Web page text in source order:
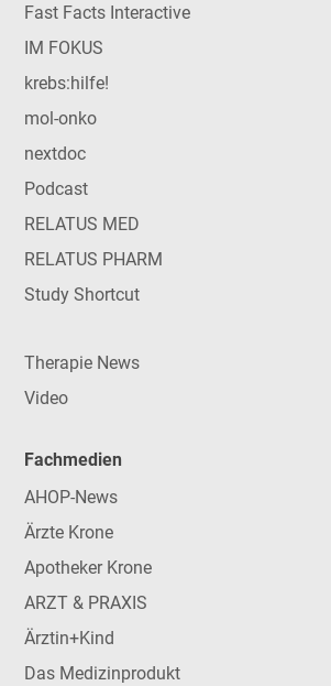
Fast Facts Interactive
IM FOKUS
krebs:hilfe!
mol-onko
nextdoc
Podcast
RELATUS MED
RELATUS PHARM
Study Shortcut
Therapie News
Video
Fachmedien
AHOP-News
Ärzte Krone
Apotheker Krone
ARZT & PRAXIS
Ärztin+Kind
Das Medizinprodukt